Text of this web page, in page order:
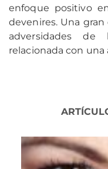
enfoque positivo
devenires. Una gran
adversidades
relacionada con